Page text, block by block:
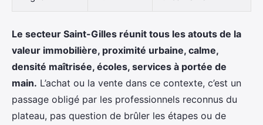
Le secteur Saint-Gilles réunit tous les atouts de la
valeur immobilière, proximité urbaine, calme,
densité maîtrisée, écoles, services à portée de
main. L’achat ou la vente dans ce contexte, c’est un
passage obligé par les professionnels reconnus du
plateau, pas question de brûler les étapes ou de